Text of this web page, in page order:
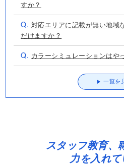
すか？
Q. 対応エリアに記載が無い地域
だけますか？
Q. カラーシミュレーションはや
一覧を
スタッフ教育、
力を入れ